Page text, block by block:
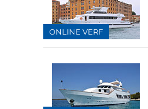
ONLINE VERF